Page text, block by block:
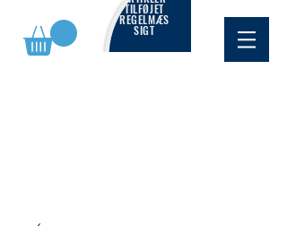
TILFØJET
REGELMÆS
SIGT